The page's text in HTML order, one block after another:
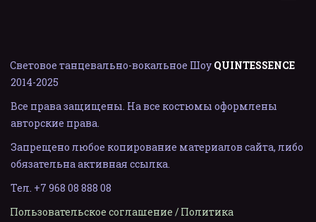
Световое танцевально-вокальное Шоу QUINTESSENCE
2014-2025
Все права защищены. На все костюмы оформлены
авторские права.
Запрещено любое копирование материалов сайта, либо
обязательна активная ссылка.
Тел. +7 968 08 888 08
Пользовательское соглашение / Политика